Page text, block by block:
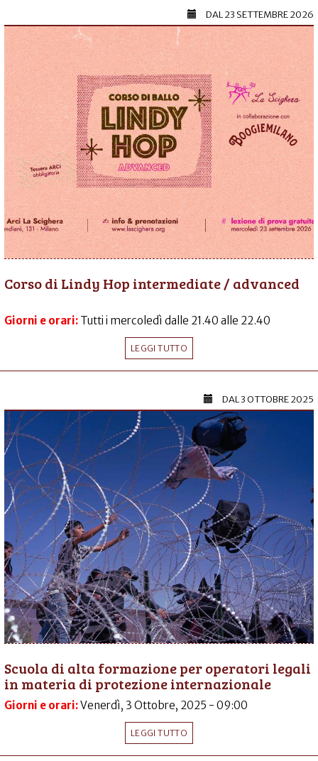
DAL23 SETTEMBRE 2026
Corso di Lindy Hop intermediate / advanced
Giorni e orari: Tutti i mercoledì dalle 21.40 alle 22.40
LEGGI TUTTO
DAL3 OTTOBRE 2025
Scuola di alta formazione per operatori legali
in materia di protezione internazionale
Giorni e orari:Venerdì, 3 Ottobre, 2025 - 09:00
LEGGI TUTTO